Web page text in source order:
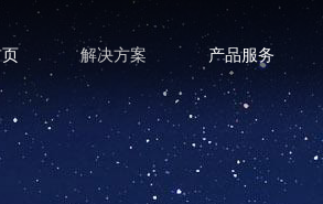
解决方案 产品服务